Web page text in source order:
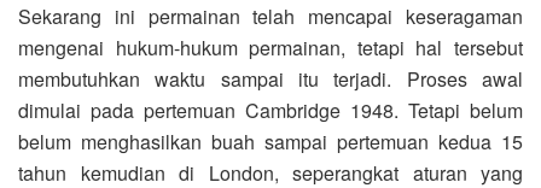
Sekarang ini permainan telah mencapai keseragaman
mengenai hukum-hukum permainan, tetapi hal tersebut
membutuhkan waktu sampai itu terjadi. Proses awal
dimulai pada pertemuan Cambridge 1948. Tetapi belum
belum menghasilkan buah sampai pertemuan kedua 15
tahun kemudian di London, seperangkat aturan yang